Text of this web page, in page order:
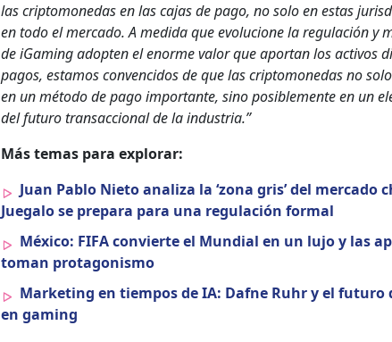
las crip­tomonedas en las cajas de pago, no solo en estas
en todo el mer­ca­do. A medi­da que evolu­cione la reg­u­lación y
de iGam­ing adopten el enorme val­or que apor­tan los activos
pagos, esta­mos con­ven­ci­dos de que las crip­tomonedas no
en un méto­do de pago impor­tante, sino posi­ble­mente en un
del futuro transac­cional de la indus­tria.”
Más temas para explo­rar:
Juan Pablo Nieto anal­iza la ‘zona gris’ del mer­ca­do
Jue­ga­lo se prepara para una reg­u­lación for­mal
Méx­i­co: FIFA con­vierte el Mundi­al en un lujo y las
toman pro­tag­o­nis­mo
Mar­ket­ing en tiem­pos de IA: Dafne Ruhr y el futuro
en gam­ing